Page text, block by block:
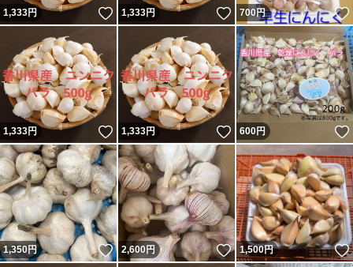
1,333円 いいね！
1,333円 いいね！
700円
1,333円 いいね！
1,333円 いいね！
600円
1,350円 いいね！
2,600円 いいね！
1,500円